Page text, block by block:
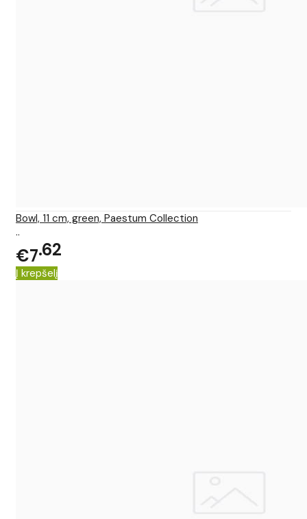
Bowl, 11 cm, green, Paestum Collection
..
€7 62
Į krepšelį